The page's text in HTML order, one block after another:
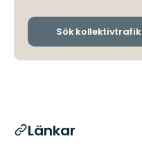
Sök kollektivtrafik
Länkar